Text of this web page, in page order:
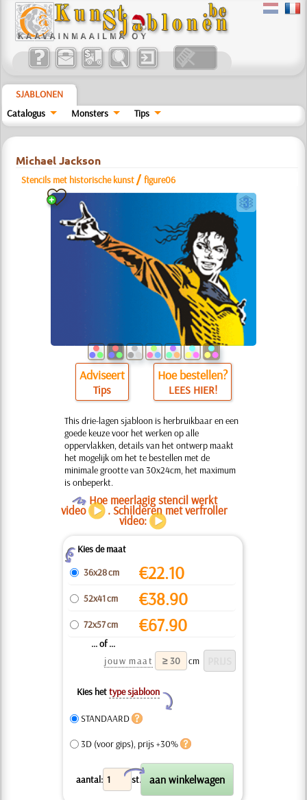
SJABLONEN
Catalogus
Monsters Tips
Michael Jackson
Stencils met historische kunst /figure06
c
Adviseert
Tips
Hoe bestellen?
LEES HIER!
This drie-lagen sjabloon is herbruikbaar en een
goede keuze voor het werken op alle
oppervlakken, details van het ontwerp maakt
het mogelijk om het te bestellen met de
minimale grootte van 30x24cm, het maximum
is onbeperkt.
OHoe meerlagig stencil werkt
video . Schilderen met verfroller
video:
ZKies de maat
36x28 cm
€22.10
52x41 cm €38.90
72x57 cm €67.90
... of ...
jouw maat
cm
Kies hettype sjabloon
Y
STANDAARD
3D (voor gips), prijs +30%
aantal: st.
X